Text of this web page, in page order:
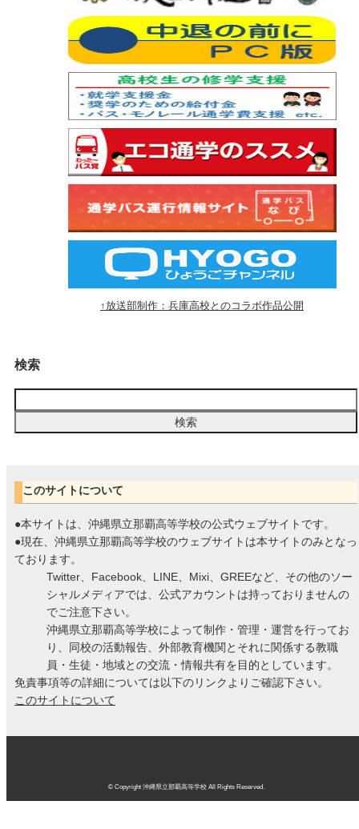
↑放送部制作：兵庫高校とのコラボ作品公開
検索
このサイトについて
●本サイトは、沖縄県立那覇高等学校の公式ウェブサイトです。
●現在、沖縄県立那覇高等学校のウェブサイトは本サイトのみとなっ
ております。
Twitter、Facebook、LINE、Mixi、GREEなど、その他のソー
シャルメディアでは、公式アカウントは持っておりませんの
でご注意下さい。
沖縄県立那覇高等学校によって制作・管理・運営を行ってお
り、同校の活動報告、外部教育機関とそれに関係する教職
員・生徒・地域との交流・情報共有を目的としています。
免責事項等の詳細については以下のリンクよりご確認下さい。
このサイトについて
© Copyright 沖縄県立那覇高等学校 All Rights Reserved.